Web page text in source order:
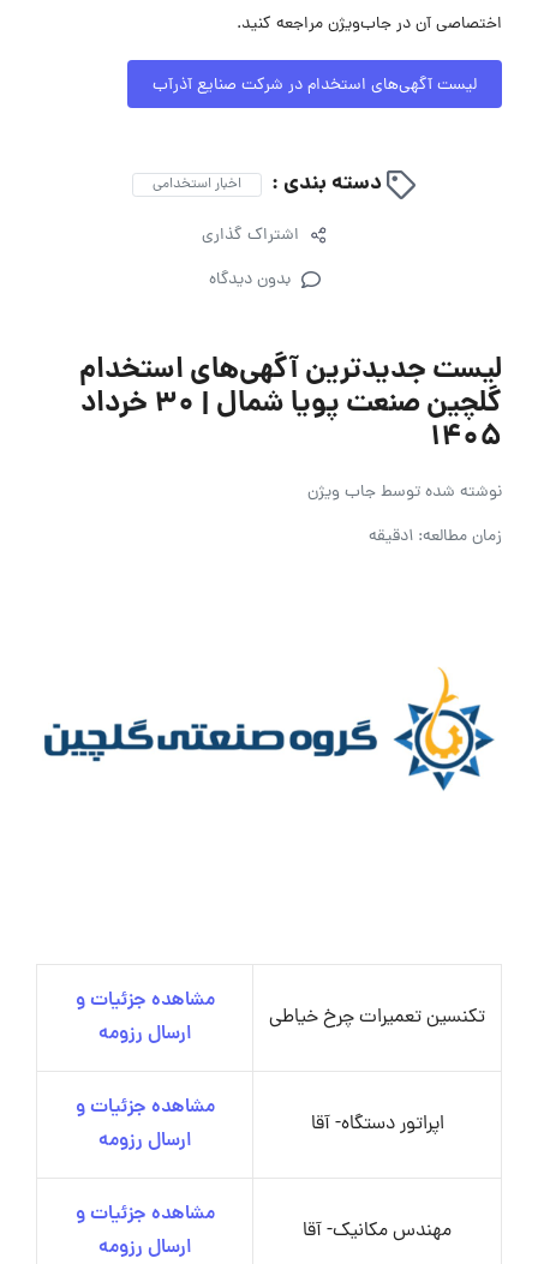
اختصاصی آن در جاب‌ویژن مراجعه کنید.
لیست آگهی‌های استخدام در شرکت صنایع آذرآب
دسته بندی : اخبار استخدامی
اشتراک گذاری
بدون دیدگاه
لیست جدیدترین آگهی‌های استخدام
گلچین صنعت پویا شمال | ۳۰ خرداد
۱۴۰۵
نوشته شده توسطجاب ویژن
زمان مطالعه: 1دقیقه
تکنسین تعمیرات چرخ خیاطی
مشاهده جزئیات و
ارسال رزومه
اپراتور دستگاه- آقا
مشاهده جزئیات و
ارسال رزومه
مهندس مکانیک- آقا
مشاهده جزئیات و
ارسال رزومه